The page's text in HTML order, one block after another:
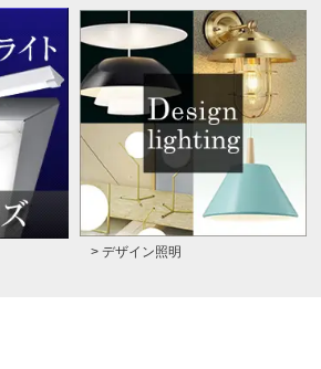
> デザイン照明